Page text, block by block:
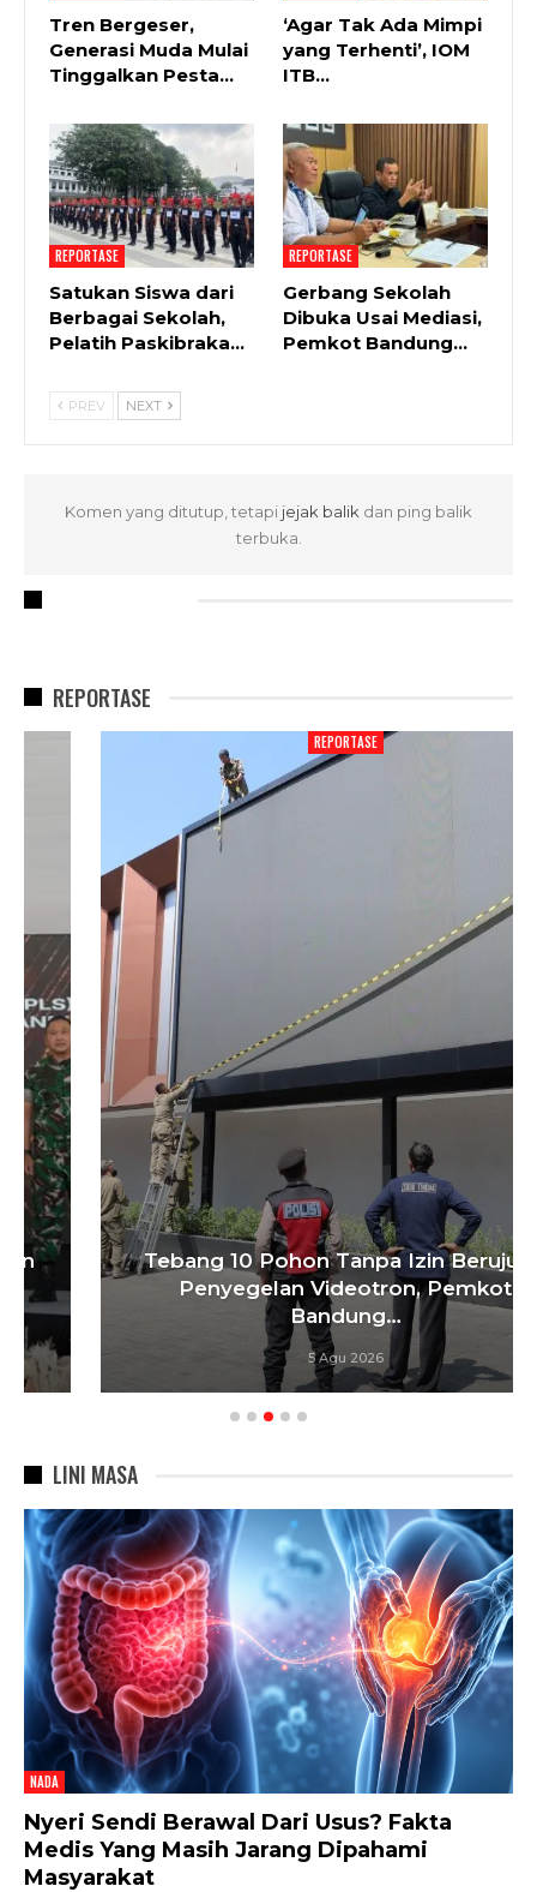
Tren Bergeser,
Generasi Muda Mulai
Tinggalkan Pesta…
‘Agar Tak Ada Mimpi
yang Terhenti’, IOM
ITB…
REPORTASE
Satukan Siswa dari
Berbagai Sekolah,
Pelatih Paskibraka…
REPORTASE
Gerbang Sekolah
Dibuka Usai Mediasi,
Pemkot Bandung…
PREV NEXT
Komen yang ditutup, tetapi jejak balik dan ping balik
terbuka.
REPORTASE
Tebang 10 Pohon Tanpa Izin Berujung
Penyegelan Videotron, Pemkot
Bandung…
5 Agu 2026
LINI MASA
NADA
Nyeri Sendi Berawal Dari Usus? Fakta
Medis Yang Masih Jarang Dipahami
Masyarakat